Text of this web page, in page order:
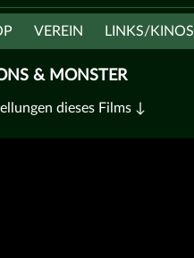
VEREIN LINKS/KINOS
& MONSTER
dieses Films ↓